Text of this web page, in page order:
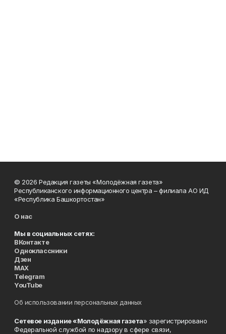
© 2026 Редакция газеты «Молодёжная газета»
Республиканского информационного центра – филиала АО ИД
«Республика Башкортостан»
О нас
Мы в социальных сетях:
ВКонтакте
Одноклассники
Дзен
MAX
Telegram
YouTube
Об использовании персональных данных
Сетевое издание «Молодёжная газета» зарегистрировано
Федеральной службой по надзору в сфере связи,